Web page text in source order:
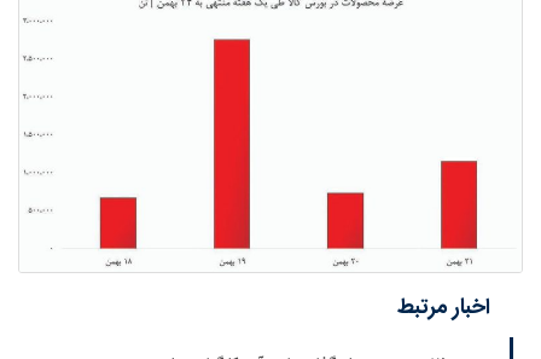
اخبار مرتبط